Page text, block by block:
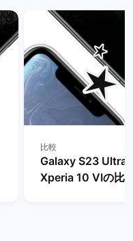
比較
Galaxy S23 Ultra
Xperia 10 VIの比